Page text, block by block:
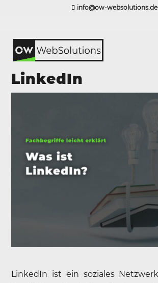
info@ow-websolutions.de
LinkedIn
LinkedIn ist ein soziales